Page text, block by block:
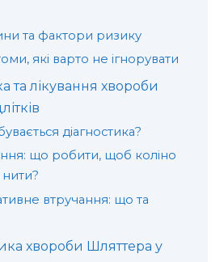
та фактори ризику
які варто не ігнорувати
та лікування хвороби
діагностика?
що робити, щоб коліно
втручання: що та
хвороби Шляттера у